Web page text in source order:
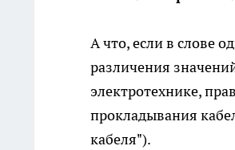
А что, если в слове
различения
электротехнике,
прокладывания
кабеля").